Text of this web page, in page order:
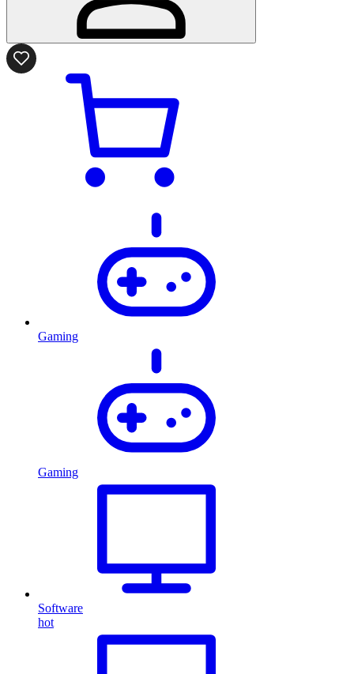
Gaming
Gaming
Software
hot